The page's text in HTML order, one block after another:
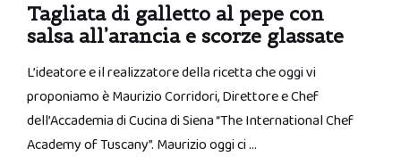
Tagliata di galletto al pepe con
salsa all’arancia e scorze glassate
L’ideatore e il realizzatore della ricetta che oggi vi
proponiamo è Maurizio Corridori, Direttore e Chef
dell’Accademia di Cucina di Siena “The International Chef
Academy of Tuscany”. Maurizio oggi ci …